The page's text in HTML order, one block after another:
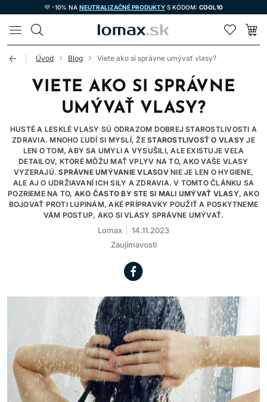
💜 -10% NA NEUTRALIZAČNÉ PRODUKTY S KÓDOM: COOL10
LOMAX
Úvod Blog Viete ako si správne umývať vlasy?
VIETE AKO SI SPRÁVNE
UMÝVAŤ VLASY?
HUSTÉ A LESKLÉ VLASY SÚ ODRAZOM DOBREJ STAROSTLIVOSTI A
ZDRAVIA. MNOHO ĽUDÍ SI MYSLÍ, ŽESTAROSTLIVOSŤ O VLASY JE
LEN O TOM, ABY SA UMYLI A VYSUŠILI, ALE EXISTUJE VEĽA
DETAILOV, KTORÉ MÔŽU MAŤ VPLYV NA TO, AKO VAŠE VLASY
VYZERAJÚ.SPRÁVNE UMÝVANIE VLASOVNIE JE LEN O HYGIENE,
ALE AJ O UDRŽIAVANÍ ICH SILY A ZDRAVIA. V TOMTO ČLÁNKU SA
POZRIEME NA TO, AKO ČASTO BY STE SI MALI UMÝVAŤ VLASY, AKO
BOJOVAŤ PROTI LUPINÁM, AKÉ PRÍPRAVKY POUŽIŤ A POSKYTNEME
VÁM POSTUP, AKO SI VLASY SPRÁVNE UMÝVAŤ.
Lomax
14.11.2023
Zaujímavosti